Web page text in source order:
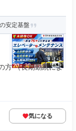
安定基盤
方 （長期勤続によ
気になる